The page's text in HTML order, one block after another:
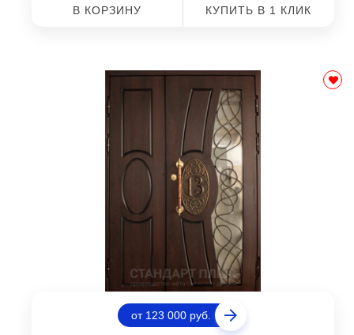
В КОРЗИНУ КУПИТЬ В 1 КЛИК
от 123 000 руб.